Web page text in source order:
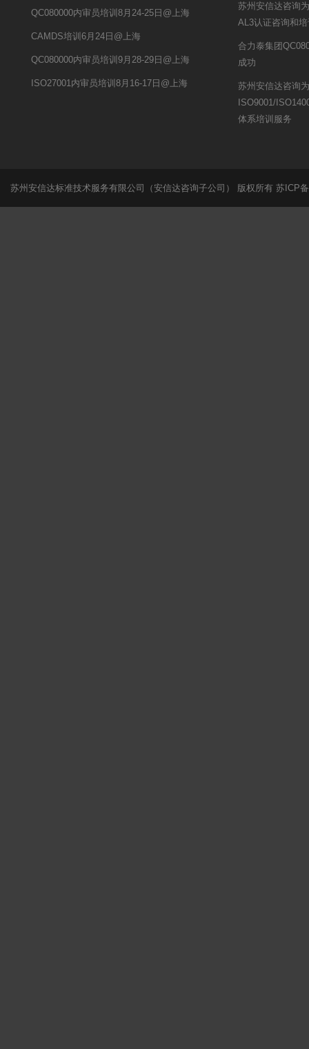
QC080000内审员培训8月24-25日@上海
CAMDS培训6月24日@上海
QC080000内审员培训9月28-29日@上海
ISO27001内审员培训8月16-17日@上海
苏州安信达咨询
AL3认证咨询和
合力泰集团
成功
苏州安信达咨询
ISO9001/
体系培训服务
苏州安信达标准技术服务有限公司（安信达咨询子公司） 版权所有 苏ICP